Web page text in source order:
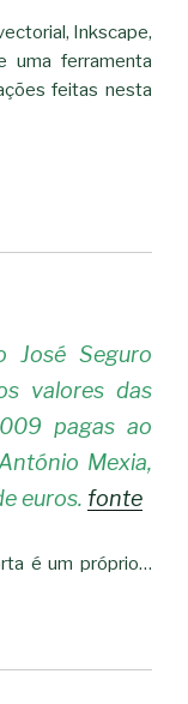
Inkscape,
uma ferramenta
feitas nesta
José Seguro
valores das
pagas ao
Mexia,
euros. fonte
é um próprio…